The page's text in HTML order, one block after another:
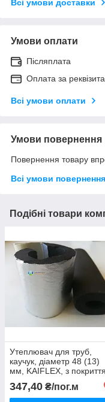
Всі умови доставки
Умови оплати
Післяплата
Оплата за
Всі умови оплати
Умови повернення
Повернення товару
Всі умови повернення
Подібні товари
Утеплювач для труб,
каучук, діаметр 48 (13)
мм, KAIFLEX, з
алюхолст для
застосування.
347,40 ₴/пог.м